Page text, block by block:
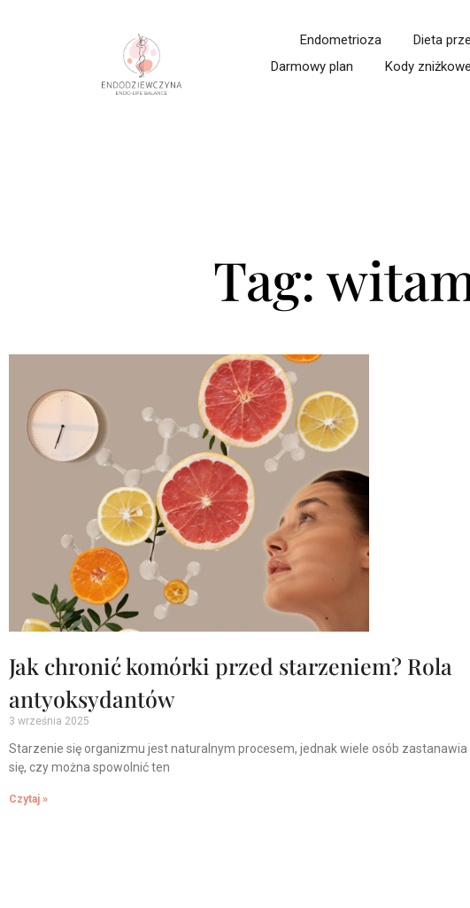
Endometrioza Dieta
Darmowy plan
Kody zniżkowe
Tag:
Jak chronić komórki przed starzeniem? Rola
antyoksydantów
3 września 2025
Starzenie się organizmu jest naturalnym procesem, jednak wiele osób zastanawia
się, czy można spowolnić ten
Czytaj »